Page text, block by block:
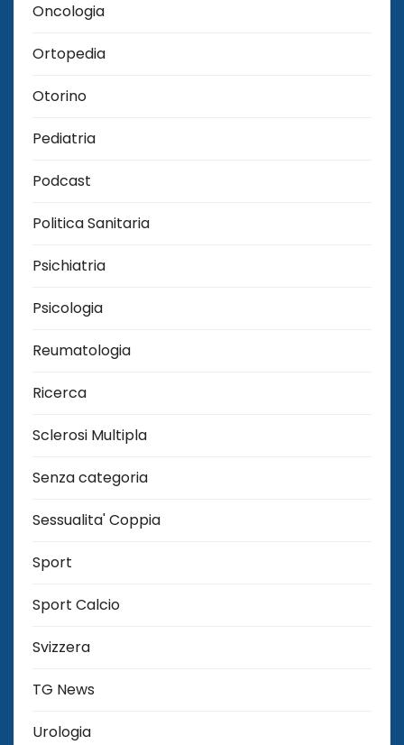
Oncologia
Ortopedia
Otorino
Pediatria
Podcast
Politica Sanitaria
Psichiatria
Psicologia
Reumatologia
Ricerca
Sclerosi Multipla
Senza categoria
Sessualita' Coppia
Sport
Sport Calcio
Svizzera
TG News
Urologia